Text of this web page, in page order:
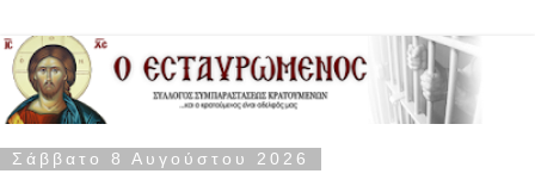
Σάββατο 8 Αυγούστου 2026